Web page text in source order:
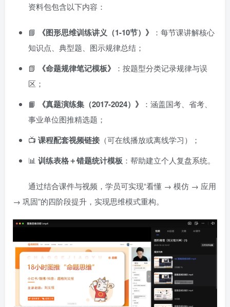
资料包包含以下内容：
📘 《图形思维训练讲义（1-10节）》
：每节课讲解核心
知识点、典型题、图示规律总结；
📗
《命题规律笔记模板》
：按题型分类记录规律与误
区；
📙
《真题演练集（2017-2024）》
：涵盖国考、省考、
事业单位图推精选题；
📺 课程配套视频链接 （可在线播放或离线学习）；
📊 训练表格＋错题统计模板 ：帮助建立个人复盘系统。
通过结合课件与视频，学员可实现“看懂 → 模仿 → 应用
→ 巩固”的四阶段提升，实现思维模式重构。